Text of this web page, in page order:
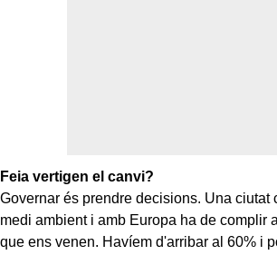
Feia vertigen el canvi?
Governar és prendre decisions. Una ciutat
medi ambient i amb Europa ha de complir
que ens venen. Havíem d'arribar al 60% i